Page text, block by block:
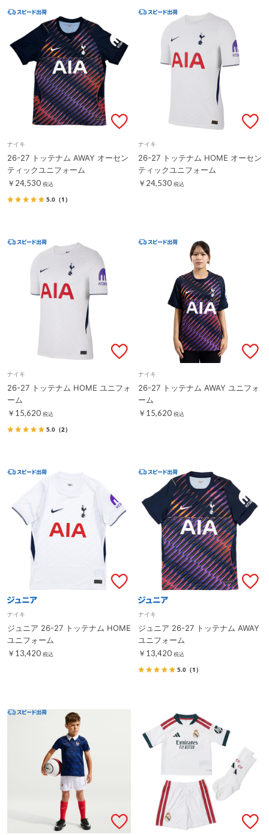
ナイキ
26-27 トッテナム AWAY オーセン
ティックユニフォーム
￥24,530 税込
5.0 （1）
ナイキ
26-27 トッテナム HOME オーセン
ティックユニフォーム
￥24,530 税込
ナイキ
26-27 トッテナム HOME ユニフォ
ーム
￥15,620 税込
5.0 （2）
ナイキ
26-27 トッテナム AWAY ユニフォ
ーム
￥15,620 税込
ナイキ
ジュニア 26-27 トッテナム HOME
ユニフォーム
￥13,420 税込
ナイキ
ジュニア 26-27 トッテナム AWAY
ユニフォーム
￥13,420 税込
5.0 （1）